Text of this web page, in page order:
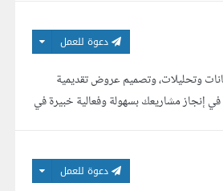
دعوة للعمل
وتحليلات، وتصميم عروض تقديمية
إنجاز مشاريعك بسهولة وفعالية خبيرة في
دعوة للعمل